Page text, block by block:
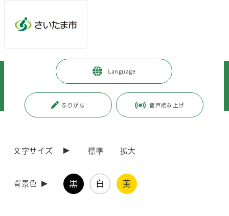
Language
ふりがな 音声読み上げ
文字サイズ 標準 拡大
背景色 黒 白 黄
暮らし・手続き > 住まい・暮らし・相談
> 消費生活相談
「保険金が使える」という住宅修理サービスのトラブルにご注意ください！
「保険金が使える」という住宅修理サービスのト
台風や豪雨などの自然災害の後に、雨どいや屋根の修理が無料でできる
という広告がポストに投函されることが多くなります。火災保険を使う